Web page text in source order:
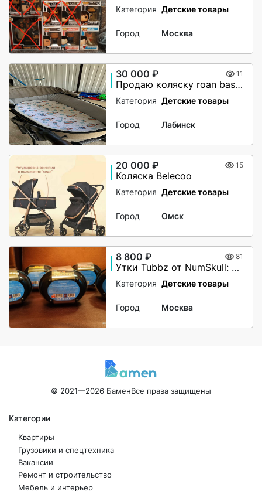
Категория Детские товары
Город Москва
30 000 ₽ 11
Продаю коляску roan bass next 2 в 1
Категория Детские товары
Город Лабинск
20 000 ₽ 15
Коляска Belecoo
Категория Детские товары
Город Омск
8 800 ₽ 81
Утки Tubbz от NumSkull: MOTORHEAD, IRON MAIDEN
Категория Детские товары
Город Москва
© 2021—2026 БаменВсе права защищены
Категории
Квартиры
Грузовики и спецтехника
Вакансии
Ремонт и строительство
Мебель и интерьер